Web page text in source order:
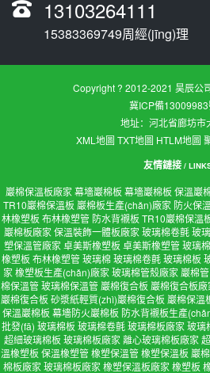
13103264111
15383369749周經(jīng)理
Copyright ? 2012-2021 昊辰公
冀ICP備13009983
地址：河北省廊坊市
XML地圖 TXT地圖 HTLM地圖
友情鏈接 /
巖棉保溫板廠家 幕墻巖棉板 幕墻巖棉板 保溫巖
TR10巖棉保溫板 巖棉板生產(chǎn)廠家 防火保
林橡塑板 布林橡塑管 防水背襯板 TR10巖棉保溫
巖棉板廠家保溫裝飾一體板廠家玻璃棉卷氈玻
塑保溫管廠家卓美斯橡塑板 卓美斯橡塑管玻璃
橡塑板 布林橡塑管玻璃棉玻璃棉卷氈玻璃棉板
家橡塑板生產(chǎn)廠家玻璃棉管殼廠家巖棉管
棉保溫管 玻璃棉保溫管 巖棉復合板 巖棉復合板廠
巖棉復合板 砂漿紙輕質(zhì)巖棉復合板 巖棉保溫
保溫巖棉板 幕墻防火巖棉板 防水背襯板生產
批發(fā) 玻璃棉板 玻璃棉卷氈玻璃棉板廠家玻璃
超細玻璃棉板 玻璃棉板廠家離心玻璃棉板廠家
溫橡塑板 保溫橡塑管 橡塑保溫管 橡塑保溫板 巖棉
棉板廠家 玻璃棉板廠家 橡塑保溫板廠家 橡塑板